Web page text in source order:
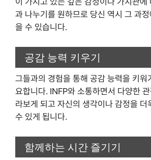
과 나누기를 원하므로 당신 역시 그 과
을 수 있습니다.
공감 능력 키우기
그들과의 경험을 통해 공감 능력을 키워
요합니다. INFP와 소통하면서 다양한
라보게 되고 자신의 생각이나 감정을 더
수 있게 됩니다.
함께하는 시간 즐기기